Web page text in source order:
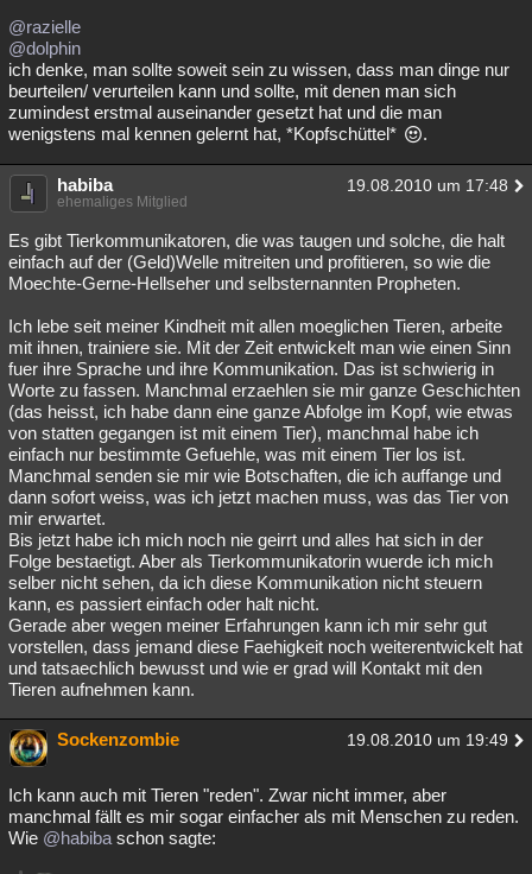
@razielle
@dolphin
ich denke, man sollte soweit sein zu wissen, dass man dinge nur
beurteilen/ verurteilen kann und sollte, mit denen man sich
zumindest erstmal auseinander gesetzt hat und die man
wenigstens mal kennen gelernt hat, *Kopfschüttel*
.
habiba 19.08.2010 um 17:48
ehemaliges Mitglied
Es gibt Tierkommunikatoren, die was taugen und solche, die halt
einfach auf der (Geld)Welle mitreiten und profitieren, so wie die
Moechte-Gerne-Hellseher und selbsternannten Propheten.
Ich lebe seit meiner Kindheit mit allen moeglichen Tieren, arbeite
mit ihnen, trainiere sie. Mit der Zeit entwickelt man wie einen Sinn
fuer ihre Sprache und ihre Kommunikation. Das ist schwierig in
Worte zu fassen. Manchmal erzaehlen sie mir ganze Geschichten
(das heisst, ich habe dann eine ganze Abfolge im Kopf, wie etwas
von statten gegangen ist mit einem Tier), manchmal habe ich
einfach nur bestimmte Gefuehle, was mit einem Tier los ist.
Manchmal senden sie mir wie Botschaften, die ich auffange und
dann sofort weiss, was ich jetzt machen muss, was das Tier von
mir erwartet.
Bis jetzt habe ich mich noch nie geirrt und alles hat sich in der
Folge bestaetigt. Aber als Tierkommunikatorin wuerde ich mich
selber nicht sehen, da ich diese Kommunikation nicht steuern
kann, es passiert einfach oder halt nicht.
Gerade aber wegen meiner Erfahrungen kann ich mir sehr gut
vorstellen, dass jemand diese Faehigkeit noch weiterentwickelt hat
und tatsaechlich bewusst und wie er grad will Kontakt mit den
Tieren aufnehmen kann.
Sockenzombie 19.08.2010 um 19:49
Ich kann auch mit Tieren "reden". Zwar nicht immer, aber
manchmal fällt es mir sogar einfacher als mit Menschen zu reden.
Wie @habiba schon sagte: